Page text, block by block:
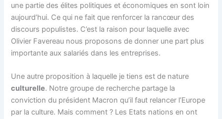
une partie des élites politiques et économiques en sont loin
aujourd’hui. Ce qui ne fait que renforcer la rancœur des
discours populistes. C’est la raison pour laquelle avec
Olivier Favereau nous proposons de donner une part plus
importante aux salariés dans les entreprises.
Une autre proposition à laquelle je tiens est de nature
culturelle. Notre groupe de recherche partage la
conviction du président Macron qu’il faut relancer l’Europe
par la culture. Mais comment ? Les Etats nations en ont